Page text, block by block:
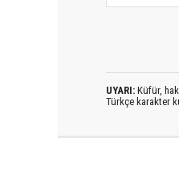
UYARI: Küfür,
Türkçe karakter